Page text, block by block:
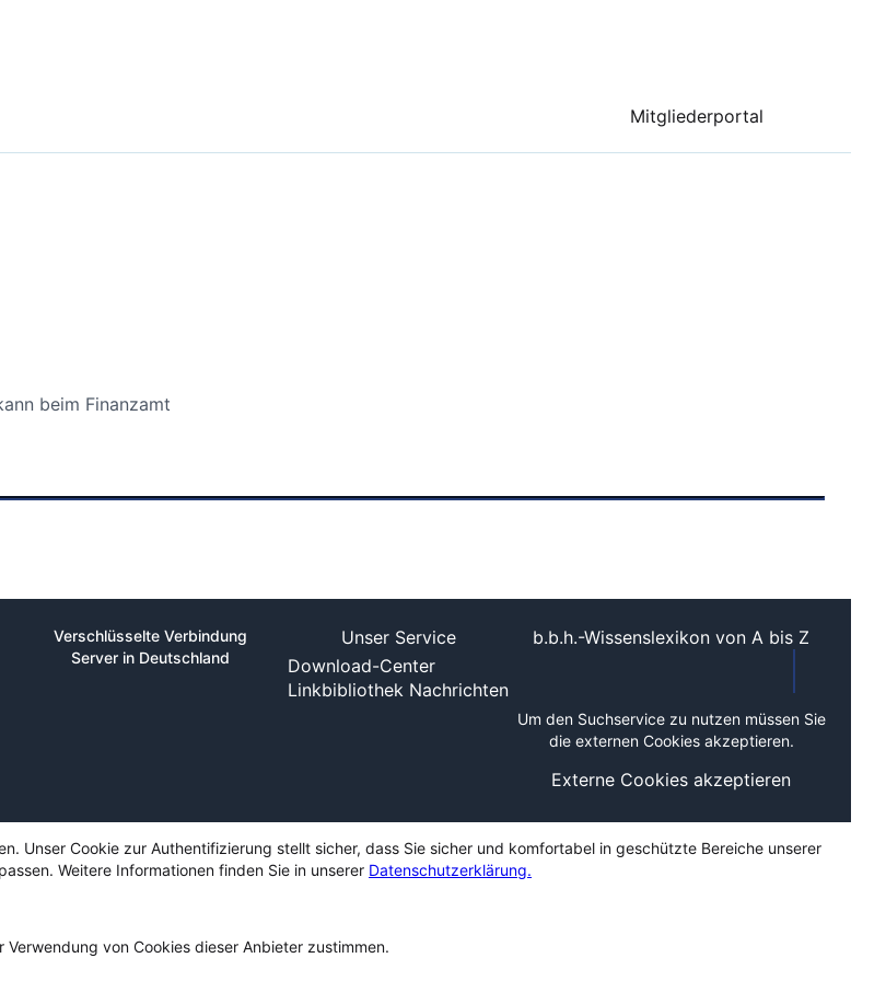
Mitgliederportal
beim Finanzamt
Verschlüsselte Verbindung
Server in Deutschland
Unser Service
Download-Center
Linkbibliothek Nachrichten
b.b.h.-Wissenslexikon von A bis Z
Um den Suchservice zu nutzen müssen Sie
die externen Cookies akzeptieren.
Externe Cookies akzeptieren
Unser Cookie zur Authentifizierung stellt sicher, dass Sie sicher und komfortabel in geschützte Bereiche unserer
Weitere Informationen finden Sie in unserer Datenschutzerklärung.
von Cookies dieser Anbieter zustimmen.